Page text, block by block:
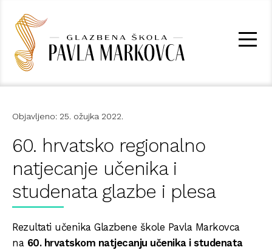
Objavljeno: 25. ožujka 2022.
60. hrvatsko regionalno
natjecanje učenika i
studenata glazbe i plesa
Rezultati učenika Glazbene škole Pavla Markovca
na 60. hrvatskom natjecanju učenika i studenata